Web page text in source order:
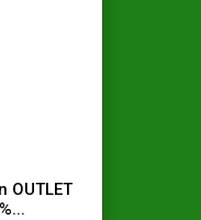
OUTLET